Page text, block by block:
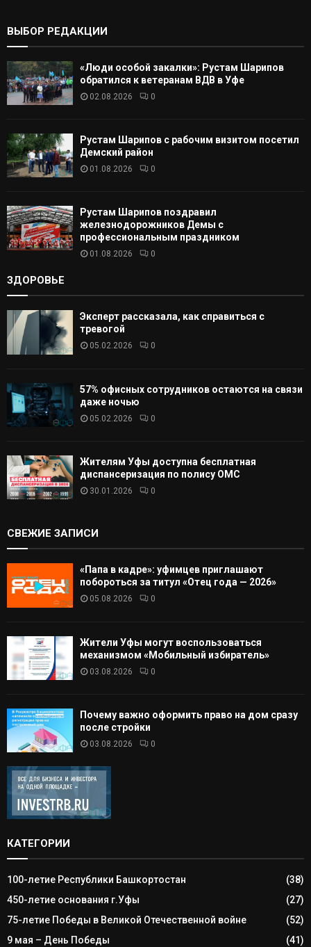
А
ВЫБОР РЕДАКЦИИ
«Люди особой закалки»: Рустам Шарипов
обратился к ветеранам ВДВ в Уфе
02.08.2026 0
Рустам Шарипов с рабочим визитом посетил
Демский район
01.08.2026 0
Рустам Шарипов поздравил
железнодорожников Демы с
профессиональным праздником
01.08.2026 0
ЗДОРОВЬЕ
Эксперт рассказала, как справиться с
тревогой
05.02.2026 0
57% офисных сотрудников остаются на связи
даже ночью
05.02.2026 0
Жителям Уфы доступна бесплатная
диспансеризация по полису ОМС
30.01.2026 0
СВЕЖИЕ ЗАПИСИ
«Папа в кадре»: уфимцев приглашают
побороться за титул «Отец года — 2026»
05.08.2026 0
Жители Уфы могут воспользоваться
механизмом «Мобильный избиратель»
03.08.2026 0
Почему важно оформить право на дом сразу
после стройки
03.08.2026 0
КАТЕГОРИИ
100-летие Республики Башкортостан
(38)
450-летие основания г.Уфы
(27)
75-летие Победы в Великой Отечественной войне
(52)
9 мая – День Победы
(41)